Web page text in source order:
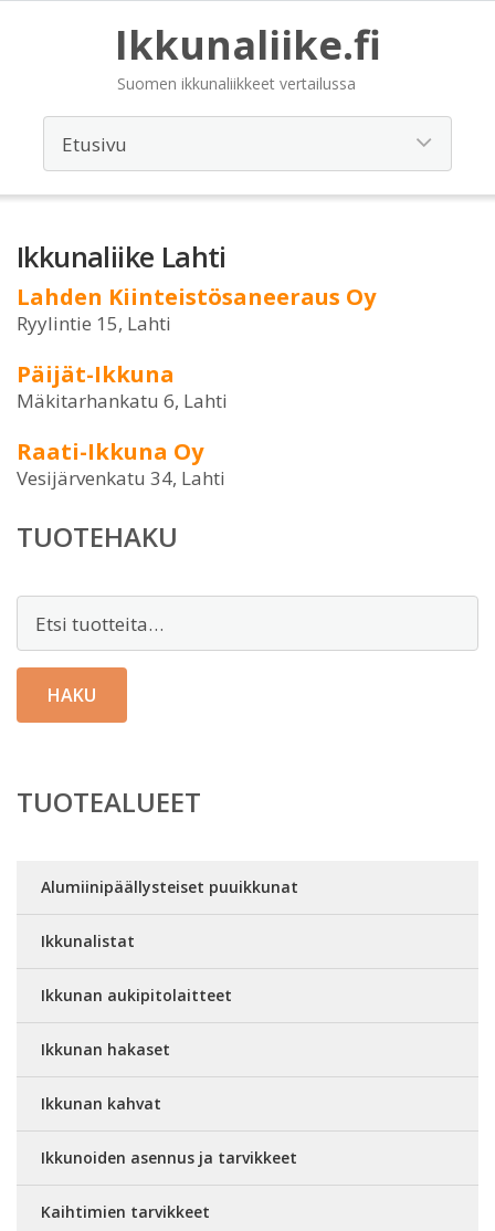
Ikkunaliike.fi
Suomen ikkunaliikkeet vertailussa
Ikkunaliike Lahti
Lahden Kiinteistösaneeraus Oy
Ryylintie 15, Lahti
Päijät-Ikkuna
Mäkitarhankatu 6, Lahti
Raati-Ikkuna Oy
Vesijärvenkatu 34, Lahti
TUOTEHAKU
HAKU
TUOTEALUEET
Alumiinipäällysteiset puuikkunat
Ikkunalistat
Ikkunan aukipitolaitteet
Ikkunan hakaset
Ikkunan kahvat
Ikkunoiden asennus ja tarvikkeet
Kaihtimien tarvikkeet